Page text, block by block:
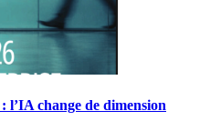
l’IA change de dimension